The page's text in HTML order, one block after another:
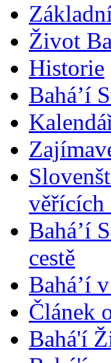
Život
Historie
Bahá’í
věřících
Bahá’í
cestě
Bahá’í
Článek
Bahá'í